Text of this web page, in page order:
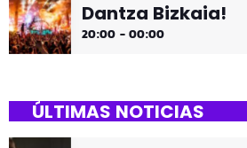
Dantza Bizkaia!
20:00 - 00:00
ÚLTIMAS NOTICIAS